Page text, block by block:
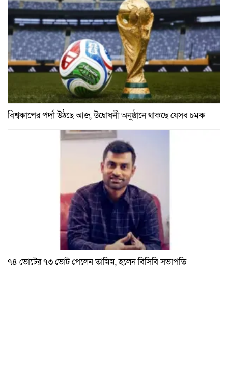
বিশ্বকাপের পর্দা উঠছে আজ, উদ্বোধনী অনুষ্ঠানে থাকছে যেসব চমক
৭৪ ভোটের ৭৩ ভোট পেলেন তামিম, হলেন বিসিবি সভাপতি